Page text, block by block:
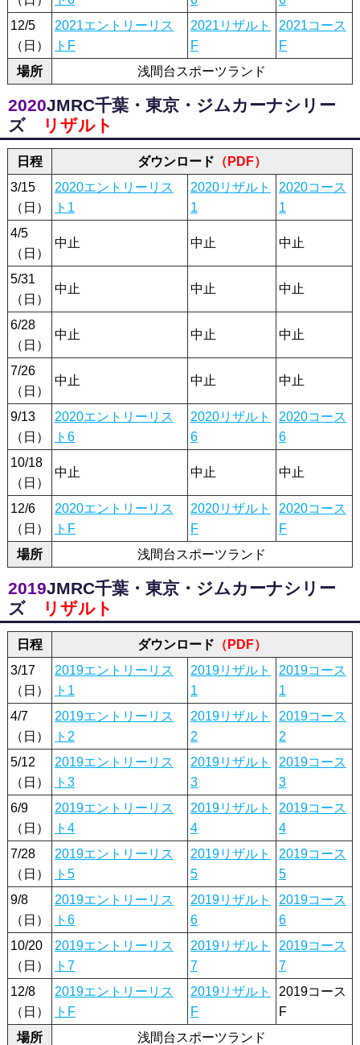
12/5
（日）
2021エントリーリス
トF
2021リザルト
F
2021コース
F
場所
浅間台スポーツランド
2020JMRC千葉・東京・ジムカーナシリー
ズ
リザルト
日程 ダウンロード （PDF）
3/15
（日）
2020エントリーリス
ト1
2020リザルト
1
2020コース
1
4/5
（日）
中止 中止 中止
5/31
（日）
中止 中止 中止
6/28
（日）
中止 中止 中止
7/26
（日）
中止 中止 中止
9/13
（日）
2020エントリーリス
ト6
2020リザルト
6
2020コース
6
10/18
（日）
中止 中止 中止
12/6
（日）
2020エントリーリス
トF
2020リザルト
F
2020コース
F
場所
浅間台スポーツランド
2019JMRC千葉・東京・ジムカーナシリー
ズ
リザルト
日程 ダウンロード （PDF）
3/17
（日）
2019エントリーリス
ト1
2019リザルト
1
2019コース
1
4/7
（日）
2019エントリーリス
ト2
2019リザルト
2
2019コース
2
5/12
（日）
2019エントリーリス
ト3
2019リザルト
3
2019コース
3
6/9
（日）
2019エントリーリス
ト4
2019リザルト
4
2019コース
4
7/28
（日）
2019エントリーリス
ト5
2019リザルト
5
2019コース
5
9/8
（日）
2019エントリーリス
ト6
2019リザルト
6
2019コース
6
10/20
（日）
2019エントリーリス
ト7
2019リザルト
7
2019コース
7
12/8
（日）
2019エントリーリス
トF
2019リザルト
F
2019コース
F
場所
浅間台スポーツランド